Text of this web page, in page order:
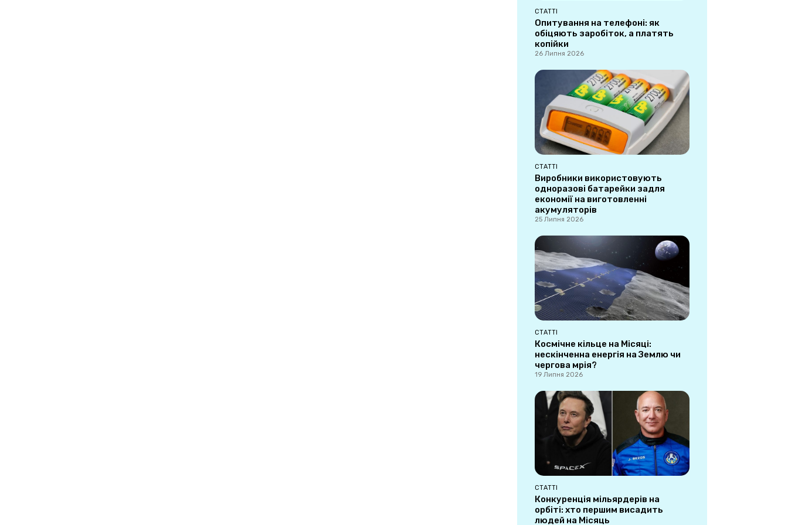
СТАТТІ
Опитування на телефоні: як
обіцяють заробіток, а платять
копійки
26 Липня 2026
СТАТТІ
Виробники використовують
одноразові батарейки задля
економії на виготовленні
акумуляторів
25 Липня 2026
СТАТТІ
Космічне кільце на Місяці:
нескінченна енергія на Землю чи
чергова мрія?
19 Липня 2026
СТАТТІ
Конкуренція мільярдерів на
орбіті: хто першим висадить
людей на Місяць